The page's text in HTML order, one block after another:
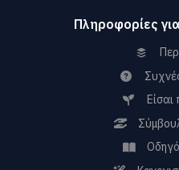
Πληροφορίες